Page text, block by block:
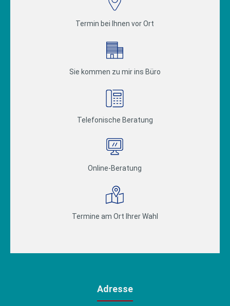
Termin bei Ihnen vor Ort
Sie kommen zu mir ins Büro
Telefonische Beratung
Online-Beratung
Termine am Ort Ihrer Wahl
Adresse